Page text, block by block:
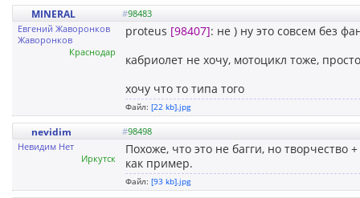
MINERAL #98483
Евгений Жаворонков
Жаворонков
Краснодар
proteus [98407]: не ) ну это совсем без
кабриолет не хочу, мотоцикл тоже,
хочу что то типа того
Файл: [22 kb].jpg
nevidim #98498
Невидим Нет
Иркутск
Похоже, что это не багги, но
как пример.
Файл: [93 kb].jpg